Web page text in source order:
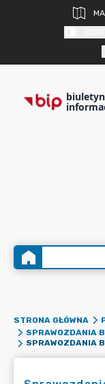
biuletyn
STRONA GŁÓWNA
SPRAWOZDANIA